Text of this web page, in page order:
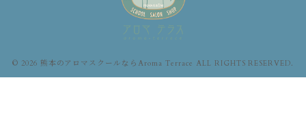
© 2026 熊本のアロマスクールならAroma Terrace ALL RIGHTS RESERVED.